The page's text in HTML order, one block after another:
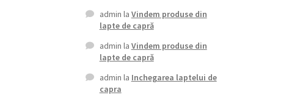
admin la Vindem produse din
lapte de capră
admin la Vindem produse din
lapte de capră
admin la Inchegarea laptelui de
capra